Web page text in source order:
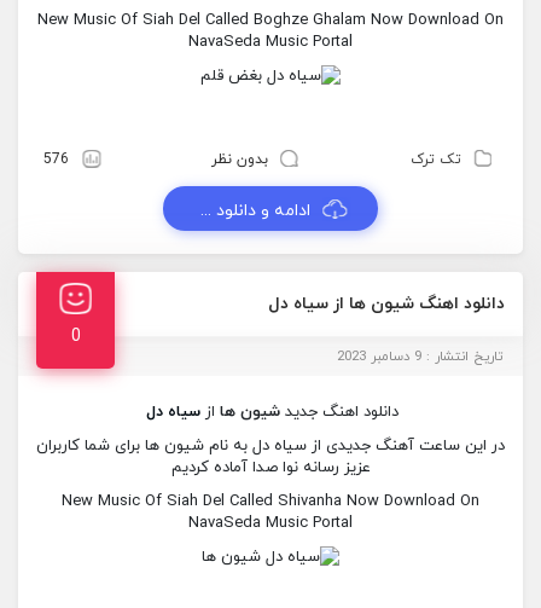
New Music Of Siah Del Called Boghze Ghalam Now Download On
NavaSeda Music Portal
تک ترک بدون نظر 576
ادامه و دانلود ...
دانلود اهنگ شیون ها از سیاه دل
0
تاریخ انتشار : 9 دسامبر 2023
دانلود اهنگ جدیدشیون ها ازسیاه دل
در این ساعت آهنگ جدیدی از سیاه دل به نام شیون ها برای شما کاربران
عزیز رسانه نوا صدا آماده کردیم
New Music Of Siah Del Called Shivanha Now Download On
NavaSeda Music Portal